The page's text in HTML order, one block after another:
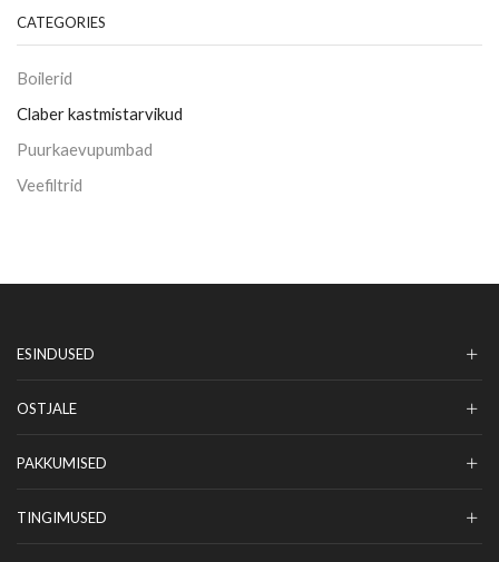
CATEGORIES
Boilerid
Claber kastmistarvikud
Puurkaevupumbad
Veefiltrid
ESINDUSED
OSTJALE
PAKKUMISED
TINGIMUSED